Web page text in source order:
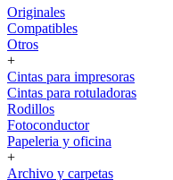
Originales
Compatibles
Otros
+
Cintas para impresoras
Cintas para rotuladoras
Rodillos
Fotoconductor
Papeleria y oficina
+
Archivo y carpetas